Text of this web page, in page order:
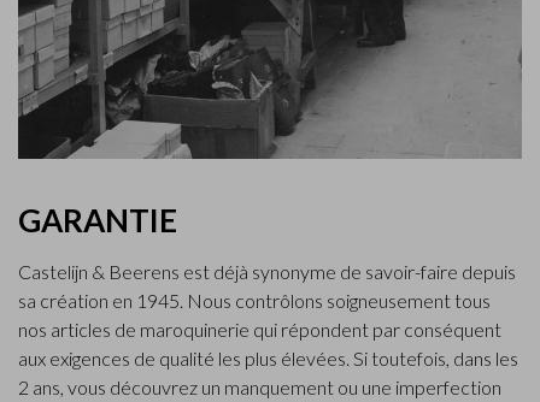
GARANTIE
Castelijn & Beerens est déjà synonyme de savoir-faire depuis
sa création en 1945. Nous contrôlons soigneusement tous
nos articles de maroquinerie qui répondent par conséquent
aux exigences de qualité les plus élevées. Si toutefois, dans les
2 ans, vous découvrez un manquement ou une imperfection